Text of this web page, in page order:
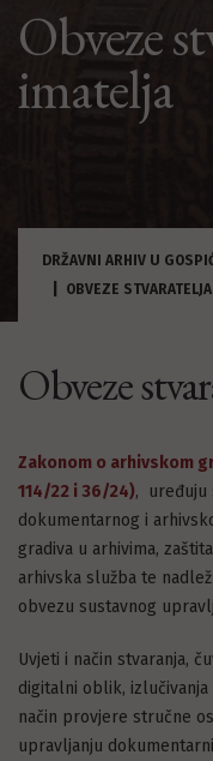
Obveze
imatelja
DRŽAVNI ARHIV U
OBVEZE
Obveze
Zakonom o arhivskom
114/22 i 36/24), uređuju
dokumentarnog i
gradiva u arhivima,
arhivska služba te
obvezu sustavnog
Uvjeti i način stvaranja,
digitalni oblik,
način provjere stručne
upravljanju